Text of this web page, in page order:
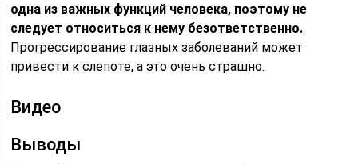
одна из важных функций человека, поэтому не
следует относиться к нему безответственно.
Прогрессирование глазных заболеваний может
привести к слепоте, а это очень страшно.
Видео
Выводы